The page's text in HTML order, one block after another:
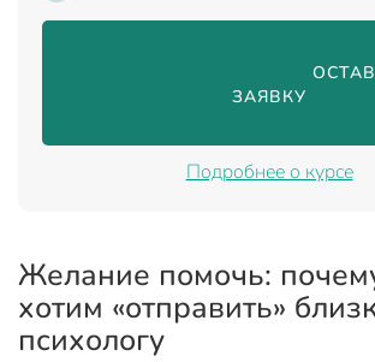
ЗАЯВКУ
Подробнее о курсе
Желание помочь:
хотим «отправить»
психологу